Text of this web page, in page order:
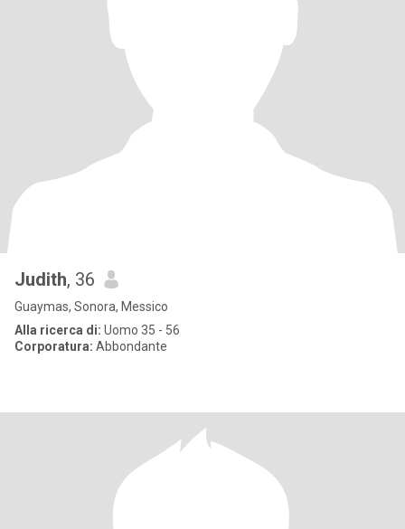
Judith, 36
Guaymas, Sonora, Messico
Alla ricerca di: Uomo 35 - 56
Corporatura: Abbondante